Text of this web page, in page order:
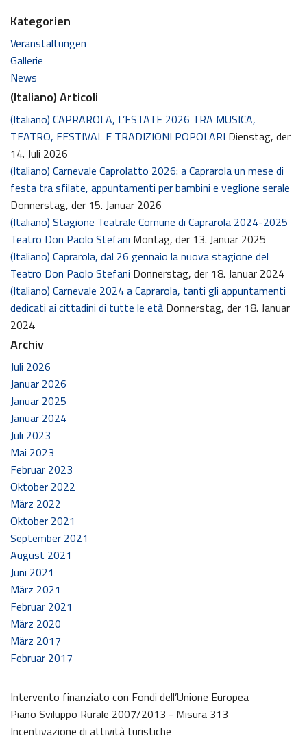
Kategorien
Veranstaltungen
Gallerie
News
(Italiano) Articoli
(Italiano) CAPRAROLA, L’ESTATE 2026 TRA MUSICA,
TEATRO, FESTIVAL E TRADIZIONI POPOLARI Dienstag, der
14. Juli 2026
(Italiano) Carnevale Caprolatto 2026: a Caprarola un mese di
festa tra sfilate, appuntamenti per bambini e veglione serale
Donnerstag, der 15. Januar 2026
(Italiano) Stagione Teatrale Comune di Caprarola 2024-2025
Teatro Don Paolo Stefani Montag, der 13. Januar 2025
(Italiano) Caprarola, dal 26 gennaio la nuova stagione del
Teatro Don Paolo Stefani Donnerstag, der 18. Januar 2024
(Italiano) Carnevale 2024 a Caprarola, tanti gli appuntamenti
dedicati ai cittadini di tutte le età Donnerstag, der 18. Januar
2024
Archiv
Juli 2026
Januar 2026
Januar 2025
Januar 2024
Juli 2023
Mai 2023
Februar 2023
Oktober 2022
März 2022
Oktober 2021
September 2021
August 2021
Juni 2021
März 2021
Februar 2021
März 2020
März 2017
Februar 2017
Intervento finanziato con Fondi dell’Unione Europea
Piano Sviluppo Rurale 2007/2013 - Misura 313
Incentivazione di attività turistiche